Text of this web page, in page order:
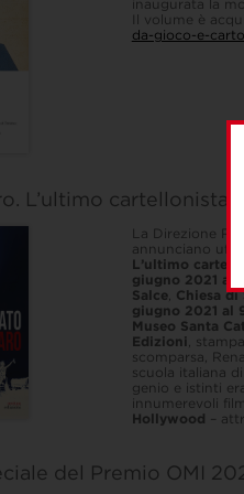
inaugurata la
Il volume è
da-gioco-e-
L’ultimo
La Direzione
annunciano
L’ultimo
giugno 2021 al
Salce, Chiesa di
giugno 2021 al
Museo Santa
Edizioni , stampa
scomparsa,
scuola italiana
genio e istinti
innumerevoli
Hollywood –
del Premio OMI